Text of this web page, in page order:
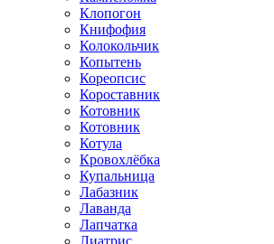
Клопогон
Книфофия
Колокольчик
Копытень
Кореопсис
Короставник
Котовник
Котовник
Котула
Кровохлёбка
Купальница
Лабазник
Лаванда
Лапчатка
Лиатрис